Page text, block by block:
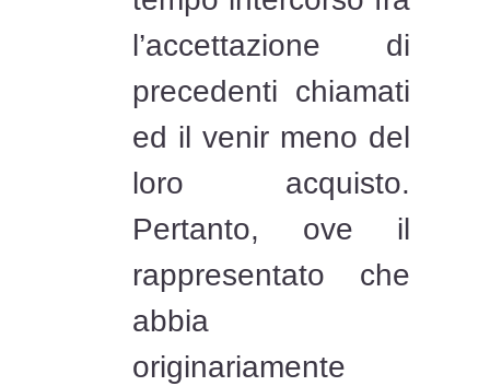
l’accettazione di
precedenti chiamati
ed il venir meno del
loro acquisto.
Pertanto, ove il
rappresentato che
abbia
originariamente